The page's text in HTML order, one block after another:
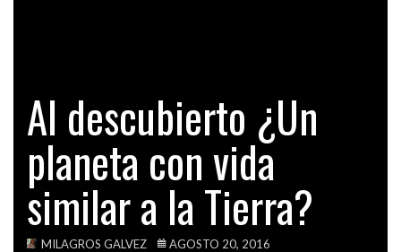
VIDEOS
Al descubierto ¿Un
planeta con vida
similar a la Tierra?
MILAGROS GALVEZ AGOSTO 20, 2016